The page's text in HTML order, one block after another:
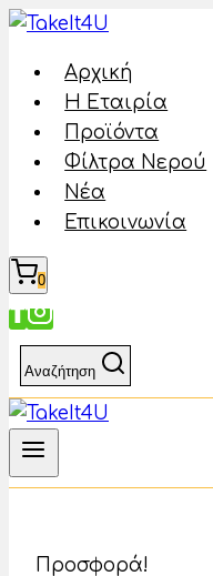
Skip
contentΑρχική
Η Εταιρία
Προϊόντα
Φίλτρα Νερού
Νέα
Επικοινωνία
0
Αναζήτηση
Προσφορά!